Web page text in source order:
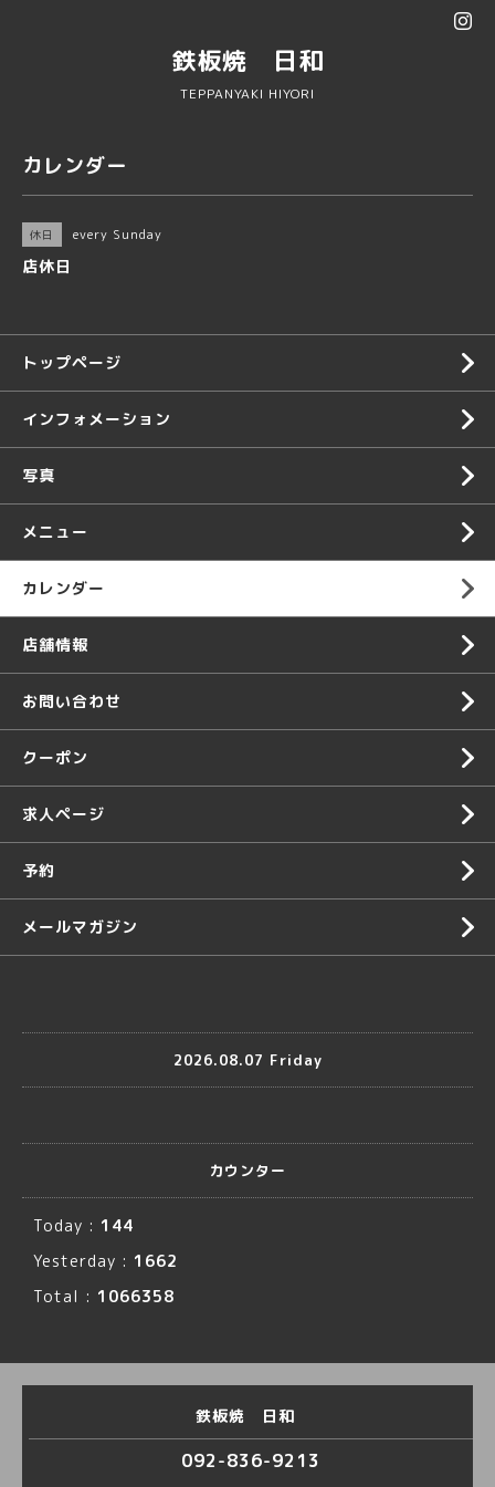
鉄板焼 日和
TEPPANYAKI HIYORI
カレンダー
休日 every Sunday
店休日
トップページ
インフォメーション
写真
メニュー
カレンダー
店舗情報
お問い合わせ
クーポン
求人ページ
予約
メールマガジン
2026.08.07 Friday
カウンター
Today : 144
Yesterday : 1662
Total : 1066358
鉄板焼 日和
092-836-9213